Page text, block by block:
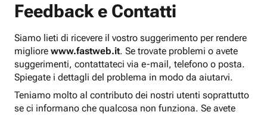
Feedback e Contatti
Siamo lieti di ricevere il vostro suggerimento per rendere
migliore www.fastweb.it. Se trovate problemi o avete
suggerimenti, contattateci via e-mail, telefono o posta.
Spiegate i dettagli del problema in modo da aiutarvi.
Teniamo molto al contributo dei nostri utenti soprattutto
se ci informano che qualcosa non funziona. Se avete